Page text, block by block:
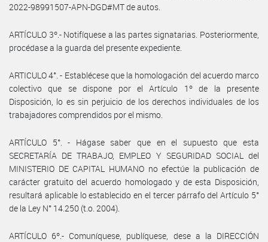
2022-98991507-APN-DGD#MT de autos.
ARTÍCULO 3º.- Notifíquese a las partes signatarias. Posteriormente,
procédase a la guarda del presente expediente.
ARTICULO 4°. - Establécese que la homologación del acuerdo marco
colectivo que se dispone por el Artículo 1º de la presente
Disposición, lo es sin perjuicio de los derechos individuales de los
trabajadores comprendidos por el mismo.
ARTÍCULO 5°. - Hágase saber que en el supuesto que esta
SECRETARÍA DE TRABAJO, EMPLEO Y SEGURIDAD SOCIAL del
MINISTERIO DE CAPITAL HUMANO no efectúe la publicación de
carácter gratuito del acuerdo homologado y de esta Disposición,
resultará aplicable lo establecido en el tercer párrafo del Artículo 5°
de la Ley N° 14.250 (t.o. 2004).
ARTÍCULO 6º.- Comuníquese, publíquese, dese a la DIRECCIÓN